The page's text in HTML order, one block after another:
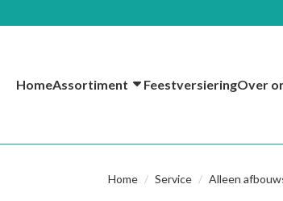
HomeAssortiment FeestversieringOver
Home Service Alleen